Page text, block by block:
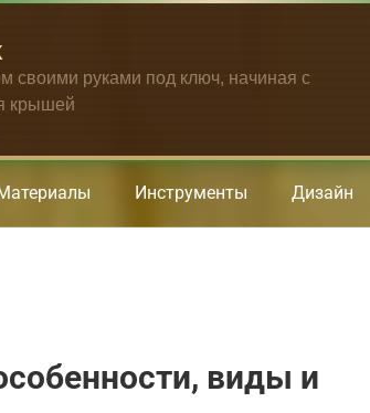
своими руками под ключ, начиная с
крышей
Инструменты Дизайн
виды и